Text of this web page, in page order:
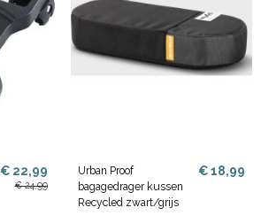
€ 22,99
€ 24,99
Urban Proof
bagagedrager kussen
Recycled zwart/grijs
€ 18,99